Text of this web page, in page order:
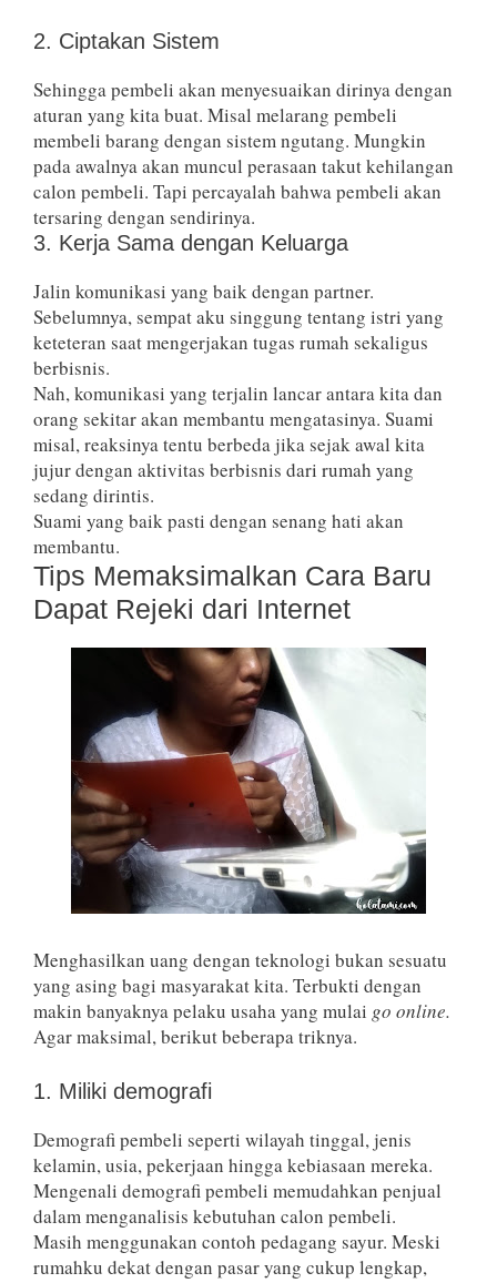
2. Ciptakan Sistem
Sehingga pembeli akan menyesuaikan dirinya dengan
aturan yang kita buat. Misal melarang pembeli
membeli barang dengan sistem ngutang. Mungkin
pada awalnya akan muncul perasaan takut kehilangan
calon pembeli. Tapi percayalah bahwa pembeli akan
tersaring dengan sendirinya.
3. Kerja Sama dengan Keluarga
Jalin komunikasi yang baik dengan partner.
Sebelumnya, sempat aku singgung tentang istri yang
keteteran saat mengerjakan tugas rumah sekaligus
berbisnis.
Nah, komunikasi yang terjalin lancar antara kita dan
orang sekitar akan membantu mengatasinya. Suami
misal, reaksinya tentu berbeda jika sejak awal kita
jujur dengan aktivitas berbisnis dari rumah yang
sedang dirintis.
Suami yang baik pasti dengan senang hati akan
membantu.
Tips Memaksimalkan Cara Baru
Dapat Rejeki dari Internet
Menghasilkan uang dengan teknologi bukan sesuatu
yang asing bagi masyarakat kita. Terbukti dengan
makin banyaknya pelaku usaha yang mulai go online.
Agar maksimal, berikut beberapa triknya.
1. Miliki demografi
Demografi pembeli seperti wilayah tinggal, jenis
kelamin, usia, pekerjaan hingga kebiasaan mereka.
Mengenali demografi pembeli memudahkan penjual
dalam menganalisis kebutuhan calon pembeli.
Masih menggunakan contoh pedagang sayur. Meski
rumahku dekat dengan pasar yang cukup lengkap,